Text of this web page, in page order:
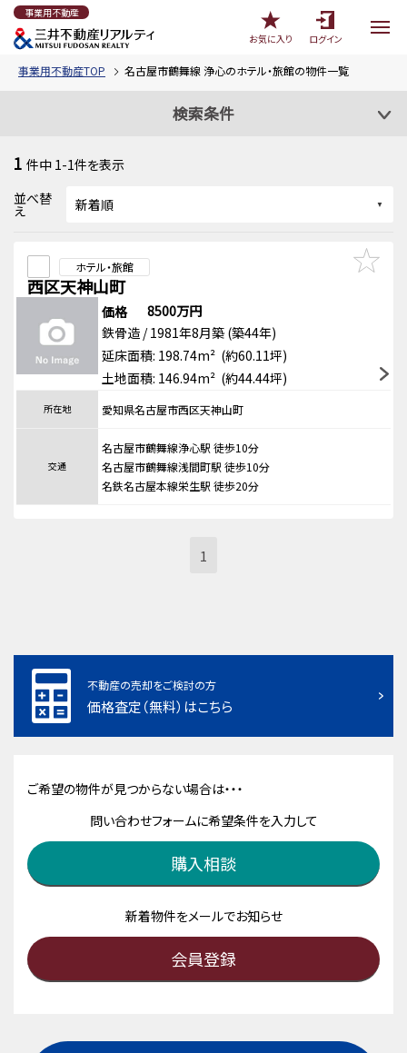
事業用不動産
お気に入り
ログイン
事業用不動産TOP 名古屋市鶴舞線 浄心のホテル・旅館の物件一覧
検索条件
1 件中 1-1件を表示
並べ替
え
ホテル・旅館
西区天神山町
価格
8500万円
鉄骨造 / 1981年8月築 (築44年)
延床面積: 198.74m² (約60.11坪)
土地面積: 146.94m² (約44.44坪)
所在地 愛知県名古屋市西区天神山町
交通
名古屋市鶴舞線浄心駅 徒歩10分
名古屋市鶴舞線浅間町駅 徒歩10分
名鉄名古屋本線栄生駅 徒歩20分
1
不動産の売却をご検討の方
価格査定（無料）はこちら
ご希望の物件が見つからない場合は・・・
問い合わせフォームに希望条件を入力して
購入相談
新着物件をメールでお知らせ
会員登録